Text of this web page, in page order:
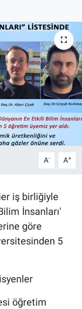
A- A+
iş birliğiyle
İnsanları'
göre
5
öğretim